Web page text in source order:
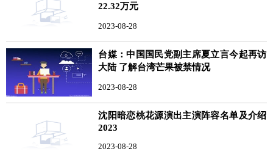
22.32万元
2023-08-28
台媒：中国国民党副主席夏立言今起再访
大陆 了解台湾芒果被禁情况
2023-08-28
沈阳暗恋桃花源演出主演阵容名单及介绍
2023
2023-08-28